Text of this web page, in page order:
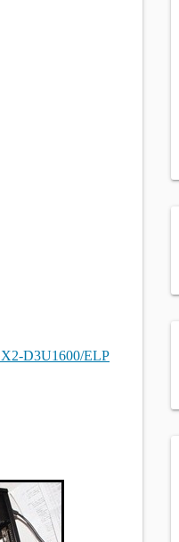
D3U1600/ELP